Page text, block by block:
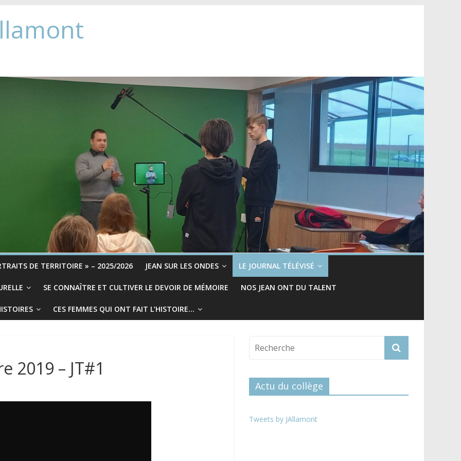
DE TERRITOIRE » – 2025/2026 JEAN SUR LES ONDES LE JOURNAL TÉLÉVISÉ
SE CONNAÎTRE ET CULTIVER LE DEVOIR DE MÉMOIRE NOS JEAN ONT DU TALENT
CES FEMMES QUI ONT FAIT L’HISTOIRE…
2019 – JT#1
Actu du collège
Tweets by JAllamont